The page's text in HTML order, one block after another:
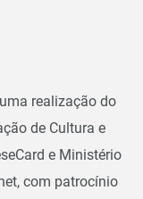
realização do
de Cultura e
e Ministério
com patrocínio